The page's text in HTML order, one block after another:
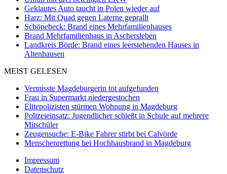
Geklautes Auto taucht in Polen wieder auf
Harz: Mit Quad gegen Laterne geprallt
Schönebeck: Brand eines Mehrfamilienhauses
Brand Mehrfamilienhaus in Aschersleben
Landkreis Börde: Brand eines leerstehenden Hauses in
Altenhausen
MEIST GELESEN
Vermisste Magdeburgerin tot aufgefunden
Frau in Supermarkt niedergestochen
Elitepolizisten stürmen Wohnung in Magdeburg
Polizeieinsatz: Jugendlicher schießt in Schule auf mehrere
Mitschüler
Zeugensuche: E-Bike Fahrer stirbt bei Calvörde
Menschenrettung bei Hochhausbrand in Magdeburg
Impressum
Datenschutz